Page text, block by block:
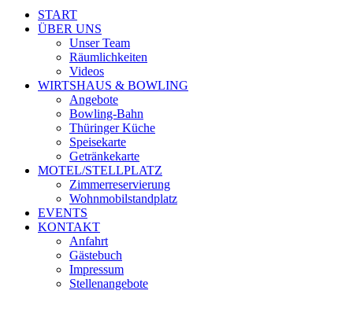
START
ÜBER UNS
Unser Team
Räumlich­keiten
Videos
WIRTSHAUS & BOWLING
Angebote
Bowling-Bahn
Thüringer Küche
Speisekarte
Getränkekarte
MOTEL/STELLPLATZ
Zimmer­reservierung
Wohnmobil­standplatz
EVENTS
KONTAKT
Anfahrt
Gästebuch
Impressum
Stellenangebote